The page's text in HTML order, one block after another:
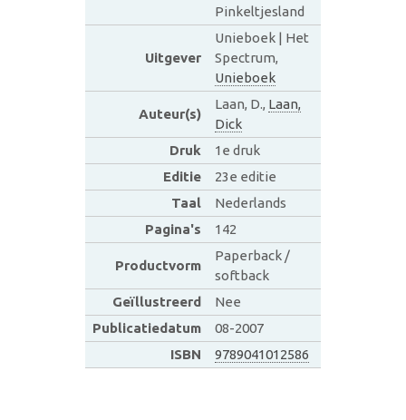
Pinkeltjesland
Uitgever
Unieboek | Het
Spectrum,
Unieboek
Auteur(s)
Laan, D., Laan,
Dick
Druk
1e druk
Editie
23e editie
Taal
Nederlands
Pagina's
142
Productvorm
Paperback /
softback
Geïllustreerd
Nee
Publicatiedatum
08-2007
ISBN
9789041012586